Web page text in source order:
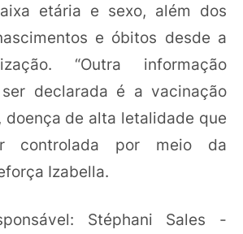
etária e sexo, além dos
e óbitos desde a
“Outra informação
declarada é a vacinação
doença de alta letalidade que
controlada por meio da
Izabella.
Stéphani Sales -